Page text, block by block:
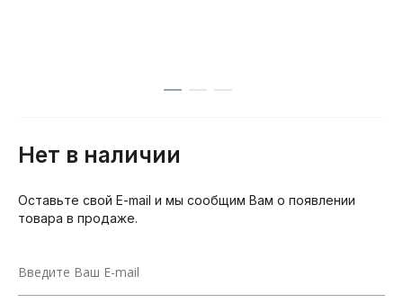
Нет в наличии
Оставьте свой E-mail и мы сообщим Вам о появлении
товара в продаже.